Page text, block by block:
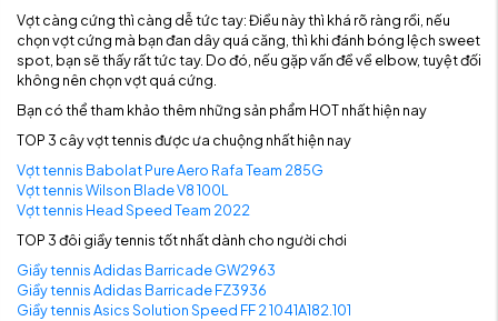
Vợt càng cứng thì càng dễ tức tay: Điều này thì khá rõ ràng rồi, nếu
chọn vợt cứng mà bạn đan dây quá căng, thì khi đánh bóng lệch sweet
spot, bạn sẽ thấy rất tức tay. Do đó, nếu gặp vấn đề về elbow, tuyệt đối
không nên chọn vợt quá cứng.
Bạn có thể tham khảo thêm những sản phẩm HOT nhất hiện nay
TOP 3 cây vợt tennis được ưa chuộng nhất hiện nay
Vợt tennis Babolat Pure Aero Rafa Team 285G
Vợt tennis Wilson Blade V8 100L
Vợt tennis Head Speed Team 2022
TOP 3 đôi giầy tennis tốt nhất dành cho người chơi
Giầy tennis Adidas Barricade GW2963
Giầy tennis Adidas Barricade FZ3936
Giầy tennis Asics Solution Speed FF 2 1041A182.101